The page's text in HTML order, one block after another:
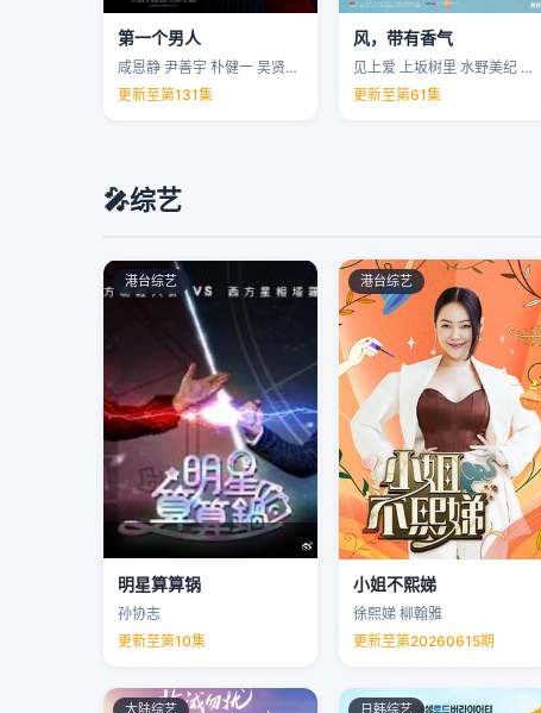
第一个男人
咸恩静 尹善宇 朴健一 吴贤庆 …
更新至第131集
风，带有香气
见上爱 上坂树里 水野美纪 早坂美海 …
更新至第61集
🎤综艺
港台综艺
明星算算锅
孙协志
更新至第10集
港台综艺
小姐不熙娣
徐熙娣 柳翰雅
更新至第20260615期
大陆综艺 日韩综艺